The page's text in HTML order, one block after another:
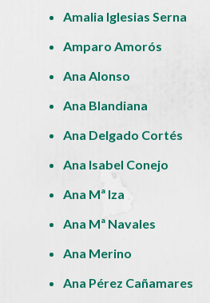
Amalia Iglesias Serna
Amparo Amorós
Ana Alonso
Ana Blandiana
Ana Delgado Cortés
Ana Isabel Conejo
Ana Mª Iza
Ana Mª Navales
Ana Merino
Ana Pérez Cañamares